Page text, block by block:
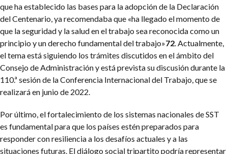
que ha establecido las bases para la adopción de la Declaración
del Centenario, ya recomendaba que «ha llegado el momento de
que la seguridad y la salud en el trabajo sea reconocida como un
principio y un derecho fundamental del trabajo»72 . Actualmente,
el tema está siguiendo los trámites discutidos en el ámbito del
Consejo de Administración y está prevista su discusión durante la
110.ª sesión de la Conferencia Internacional del Trabajo, que se
realizará en junio de 2022.
Por último, el fortalecimiento de los sistemas nacionales de SST
es fundamental para que los países estén preparados para
responder con resiliencia a los desafíos actuales y a las
situaciones futuras. El diálogo social tripartito podría representar